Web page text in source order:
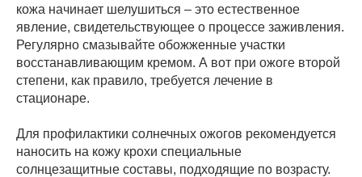
кожа начинает шелушиться – это естественное
явление, свидетельствующее о процессе заживления.
Регулярно смазывайте обожженные участки
восстанавливающим кремом. А вот при ожоге второй
степени, как правило, требуется лечение в
стационаре.
Для профилактики солнечных ожогов рекомендуется
наносить на кожу крохи специальные
солнцезащитные составы, подходящие по возрасту.